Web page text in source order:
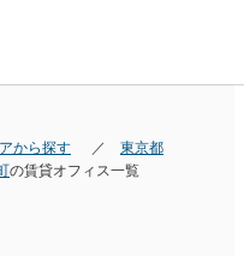
から探す
東京都
の賃貸オフィス一覧